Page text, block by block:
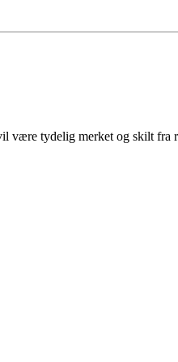
være tydelig merket og skilt fra